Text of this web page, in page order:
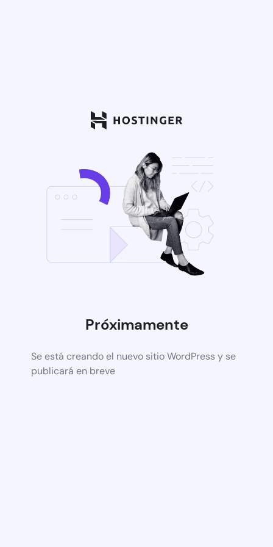
Próximamente
Se está creando el nuevo sitio WordPress y se
publicará en breve